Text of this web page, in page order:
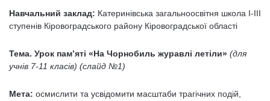
Навчальний заклад: Катеринівська загальноосвітня школа І-ІІІ
ступенів Кіровоградського району Кіровоградської області
Тема. Урок пам’яті «На Чорнобиль журавлі летіли» (для
учнів 7-11 класів) (слайд №1)
Мета: осмислити та усвідомити масштаби трагічних подій,